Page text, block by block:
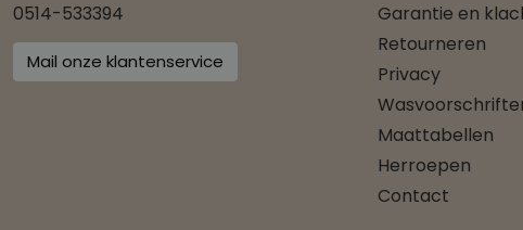
0514-533394
Mail onze klantenservice
Garantie en
Retourneren
Privacy
Maattabellen
Herroepen
Contact